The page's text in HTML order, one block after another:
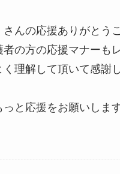
んの応援ありがとう
者の方の応援マナーも
理解して頂いて感謝
と応援をお願いしま